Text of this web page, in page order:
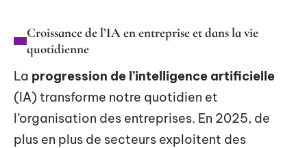
Croissance de l’IA en entreprise et dans la vie
quotidienne
La progression de l’intelligence artificielle
(IA) transforme notre quotidien et
l’organisation des entreprises. En 2025, de
plus en plus de secteurs exploitent des